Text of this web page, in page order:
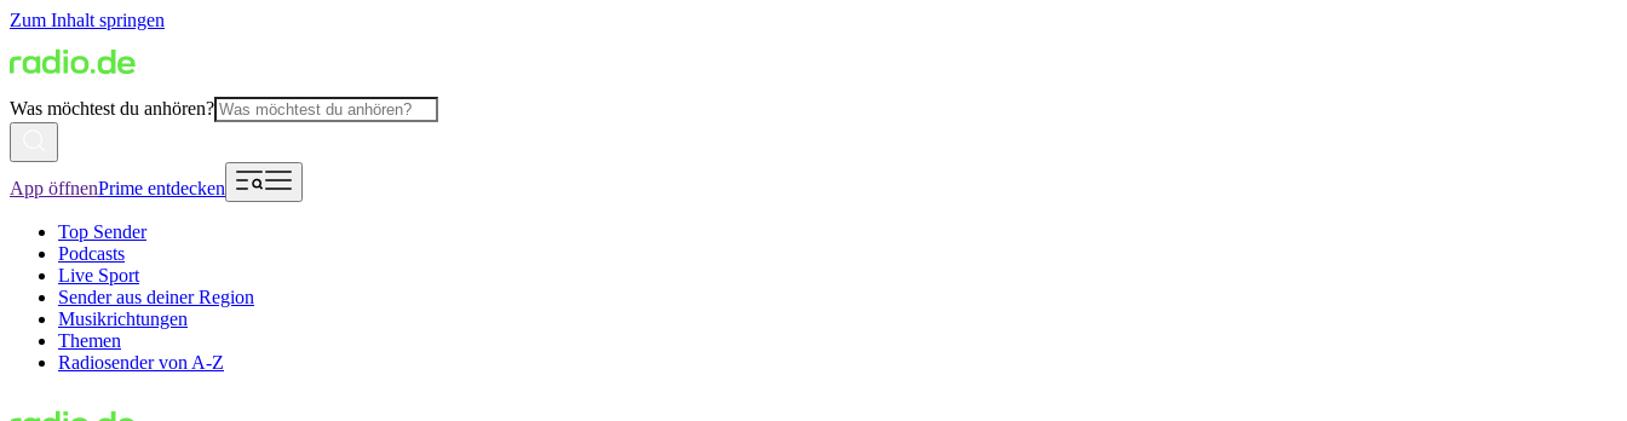
Zum Inhalt springen
Was möchtest du anhören?
App öffnenPrime entdecken
Top Sender
Podcasts
Live Sport
Sender aus deiner Region
Musikrichtungen
Themen
Radiosender von A-Z